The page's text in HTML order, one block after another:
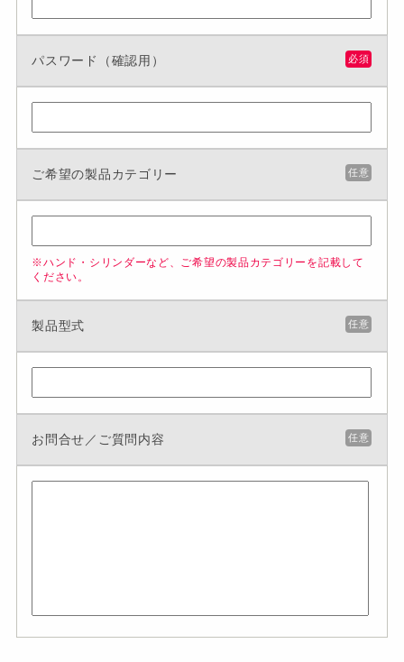
パスワード（確認用） 必須
ご希望の製品カテゴリー 任意
※ハンド・シリンダーなど、ご希望の製品カテゴリーを記載して
ください。
製品型式 任意
お問合せ／ご質問内容 任意